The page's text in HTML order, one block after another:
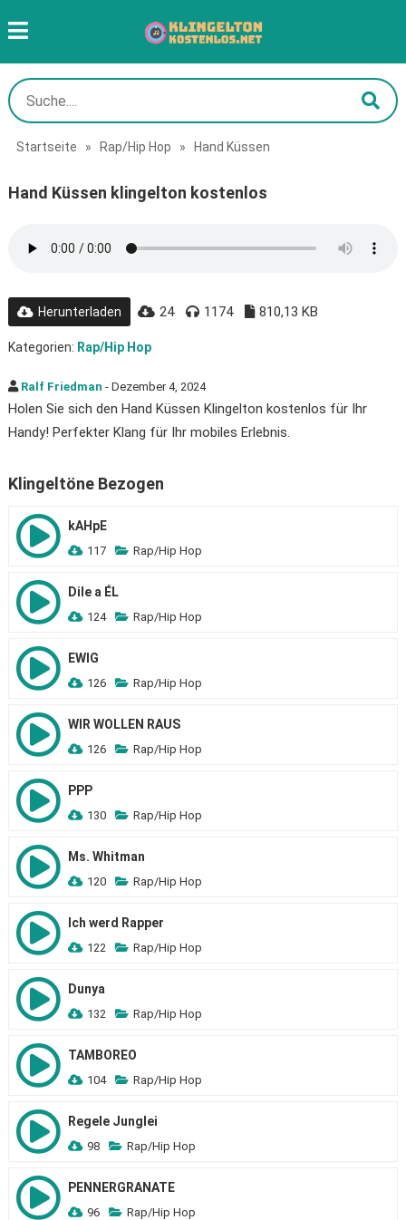
Startseite » Rap/Hip Hop » Hand Küssen
Hand Küssen klingelton kostenlos
Herunterladen 24 1174 810,13 KB
Kategorien: Rap/Hip Hop
Ralf Friedman - Dezember 4, 2024
Holen Sie sich den Hand Küssen Klingelton kostenlos für Ihr
Handy! Perfekter Klang für Ihr mobiles Erlebnis.
Klingeltöne Bezogen
kAHpE
117 Rap/Hip Hop
Dile a ÉL
124 Rap/Hip Hop
EWIG
126 Rap/Hip Hop
WIR WOLLEN RAUS
126 Rap/Hip Hop
PPP
130 Rap/Hip Hop
Ms. Whitman
120 Rap/Hip Hop
Ich werd Rapper
122 Rap/Hip Hop
Dunya
132 Rap/Hip Hop
TAMBOREO
104 Rap/Hip Hop
Regele Junglei
98 Rap/Hip Hop
PENNERGRANATE
96 Rap/Hip Hop